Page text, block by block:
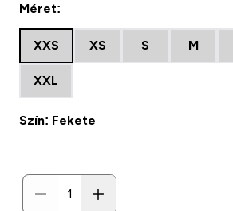
Méret:
XXS XS S M
XXL
Szín: Fekete